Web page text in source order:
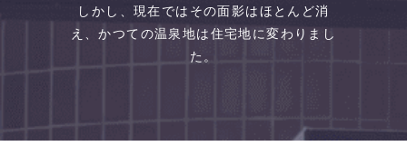
しかし、現在ではその面影はほとんど消
え、かつての温泉地は住宅地に変わりまし
た。